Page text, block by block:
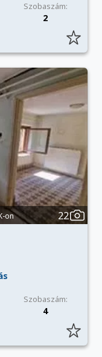
Szobaszám:
2
on 22
Szobaszám:
4